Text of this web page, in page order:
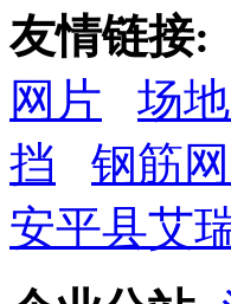
友情链接:
网片
场
挡
钢筋
安平县艾